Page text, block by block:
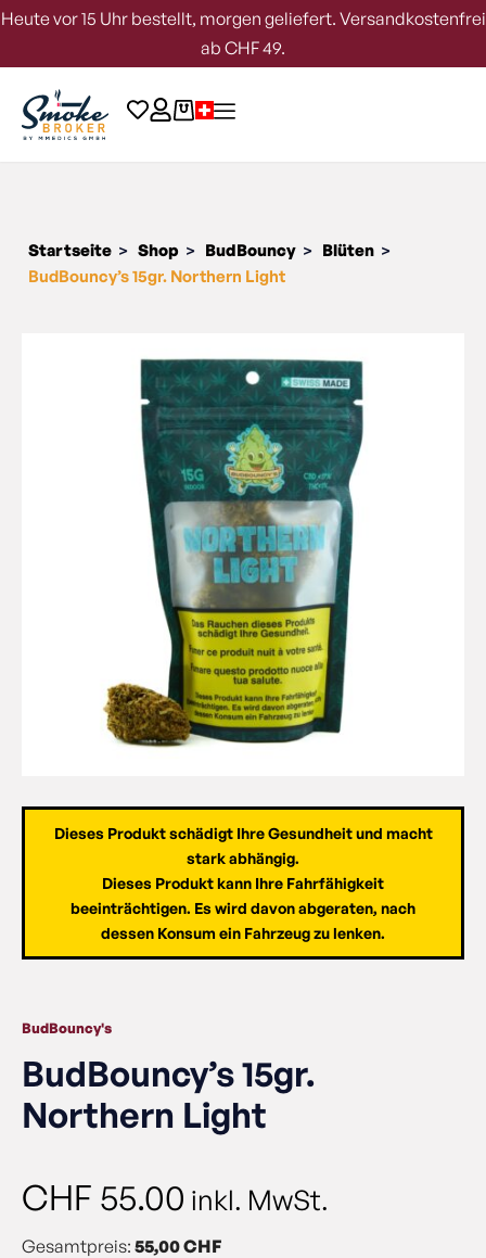
Heute vor 15 Uhr bestellt, morgen geliefert. Versandkostenfrei
ab CHF 49.
Startseite > Shop > BudBouncy > Blüten >
BudBouncy’s 15gr. Northern Light
Dieses Produkt schädigt Ihre Gesundheit und macht
stark abhängig.
Dieses Produkt kann Ihre Fahrfähigkeit
beeinträchtigen. Es wird davon abgeraten, nach
dessen Konsum ein Fahrzeug zu lenken.
BudBouncy's
BudBouncy’s 15gr.
Northern Light
CHF 55.00 inkl. MwSt.
Gesamtpreis: 55,00 CHF